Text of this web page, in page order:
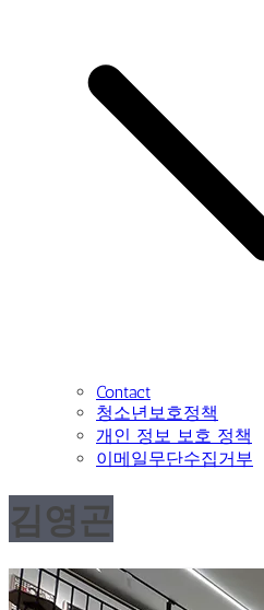
Contact
청소년보호정책
개인 정보 보호 정책
이메일무단수집거부
김영곤